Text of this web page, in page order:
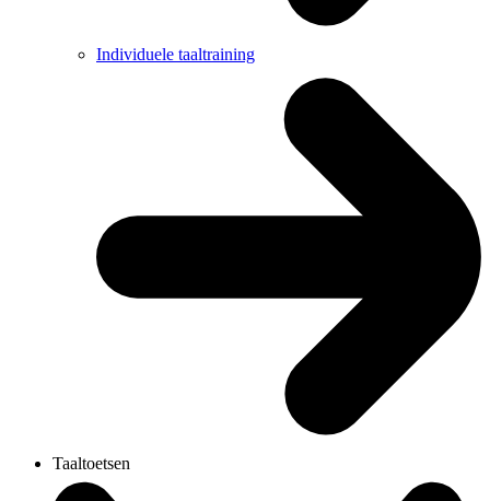
Individuele taaltraining
Taaltoetsen